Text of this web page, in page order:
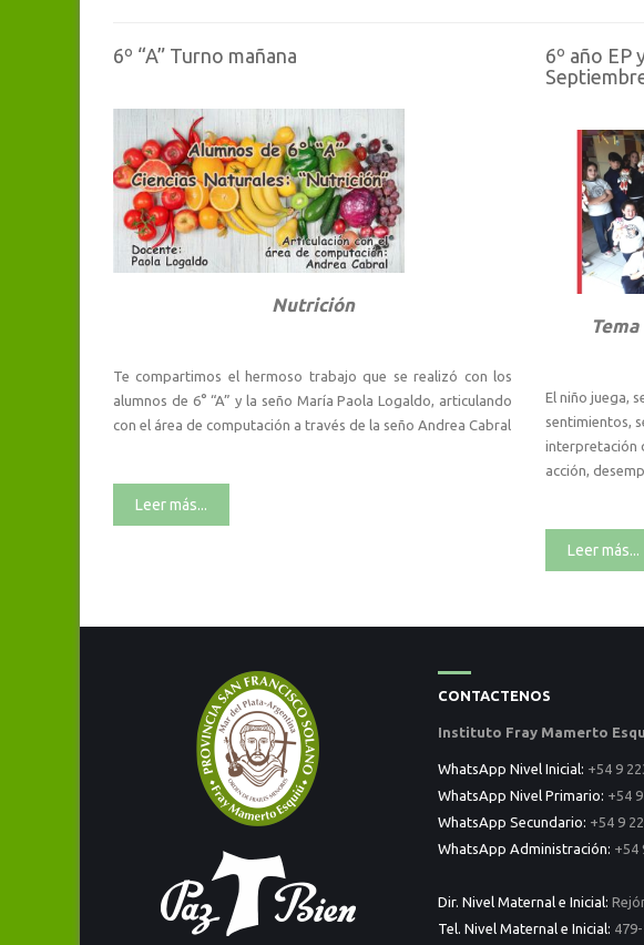
6º “A” Turno mañana
Nutrición
Te compartimos el hermoso trabajo que se realizó con los
alumnos de 6° “A” y la seño María Paola Logaldo, articulando
con el área de computación a través de la seño Andrea Cabral
Leer más...
6º año EP
El niño juega,
sentimientos,
interpretación
acción,
Leer más...
CONTACTENOS
Instituto Fray Mamerto
WhatsApp Nivel Inicial: +54 9
WhatsApp Nivel Primario: +54
WhatsApp Secundario: +54 9
WhatsApp Administración: +54
Dir. Nivel Maternal e Inicial:
Tel. Nivel Maternal e Inicial: